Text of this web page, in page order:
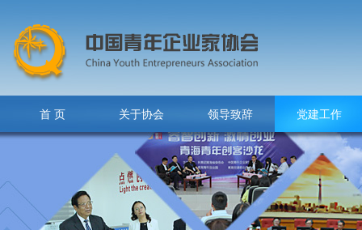
首 页 关于协会 领导致辞 党建工作